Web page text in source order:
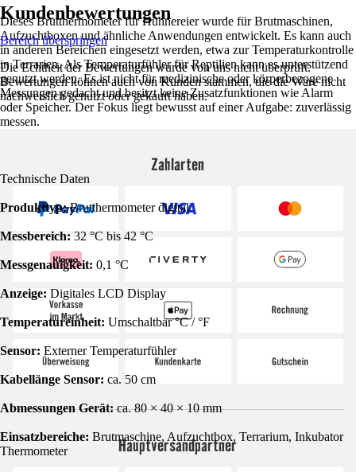
Dieses Brutthermometer für Hühnereier wurde für Brutmaschinen,
Aufzuchtboxen und ähnliche Anwendungen entwickelt. Es kann auch
in anderen Bereichen eingesetzt werden, etwa zur Temperaturkontrolle
in Terrarien. Als Temperaturfühler für Reptilien kann es unterstützend
genutzt werden. Es ist nicht für medizinische oder körperbezogene
Messungen gedacht und besitzt keine Zusatzfunktionen wie Alarm
oder Speicher. Der Fokus liegt bewusst auf einer Aufgabe: zuverlässig
messen.
Technische Daten
Produkttyp:Brutthermometer digital
Messbereich: 32 °C bis 42 °C
Messgenauigkeit: 0,1 °C
Anzeige: Digitales LCD Display
Temperatureinheit: Umschaltbar °C / °F
Sensor: Externer Temperaturfühler
Kabellänge Sensor: ca. 50 cm
Abmessungen Gerät:ca. 80 × 40 × 10 mm
Einsatzbereiche: Brutmaschine, Aufzuchtbox, Terrarium, Inkubator
Thermometer
Kundenbewertungen
Bereich überspringen
Die Echtheit der Bewertungen wurde von uns nicht überprüft.
Bewertungen können auch von Kunden stammen, die die Ware nicht
nachweislich genutzt oder gekauft haben.
Zahlarten
Hauptversandpartner